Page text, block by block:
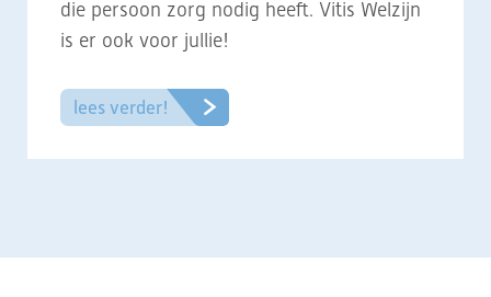
die persoon zorg nodig heeft. Vitis Welzijn
is er ook voor jullie!
lees verder!